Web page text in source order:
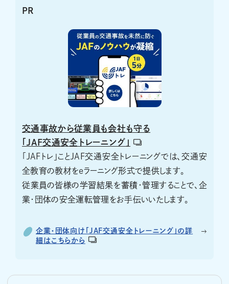
PR
交通事故から従業員も会社も守る
「JAF交通安全トレーニング」
「JAFトレ」ことJAF交通安全トレーニングでは、交通安
全教育の教材をeラーニング形式で提供します。
従業員の皆様の学習結果を蓄積・管理することで、企
業・団体の安全運転管理をお手伝いいたします。
企業・団体向け「JAF交通安全トレーニング」の詳
細はこちらから